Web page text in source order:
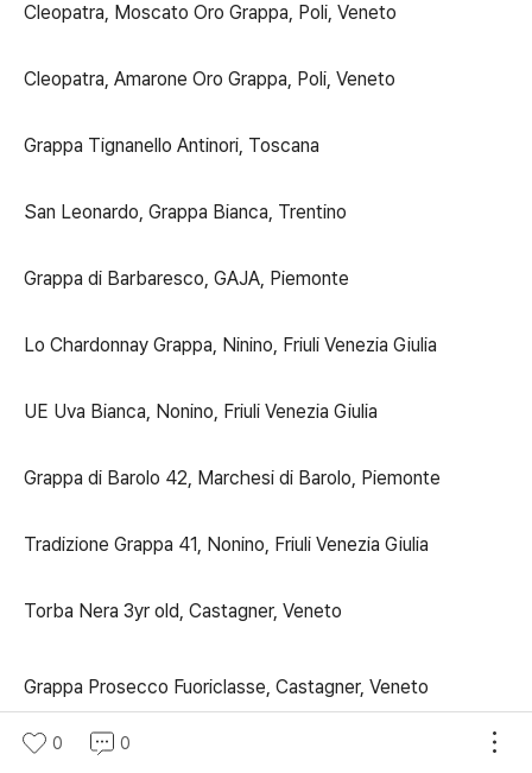
Cleopatra, Moscato Oro Grappa, Poli, Veneto
Cleopatra, Amarone Oro Grappa, Poli, Veneto
Grappa Tignanello Antinori, Toscana
San Leonardo, Grappa Bianca, Trentino
Grappa di Barbaresco, GAJA, Piemonte
Lo Chardonnay Grappa, Ninino, Friuli Venezia Giulia
UE Uva Bianca, Nonino, Friuli Venezia Giulia
Grappa di Barolo 42, Marchesi di Barolo, Piemonte
Tradizione Grappa 41, Nonino, Friuli Venezia Giulia
Torba Nera 3yr old, Castagner, Veneto
Grappa Prosecco Fuoriclasse, Castagner, Veneto
Le Diciotto Lune, NV, Distilleria Marzadro, Trentino
0 0